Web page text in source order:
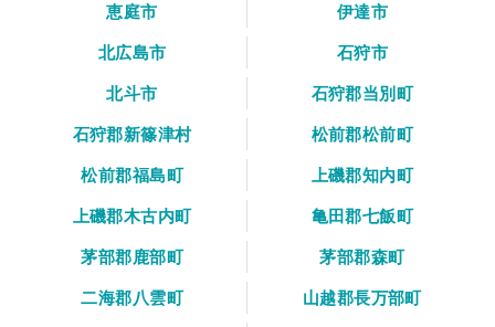
恵庭市
伊達市
北広島市
石狩市
北斗市
石狩郡当別町
石狩郡新篠津村
松前郡松前町
松前郡福島町
上磯郡知内町
上磯郡木古内町
亀田郡七飯町
茅部郡鹿部町
茅部郡森町
二海郡八雲町
山越郡長万部町